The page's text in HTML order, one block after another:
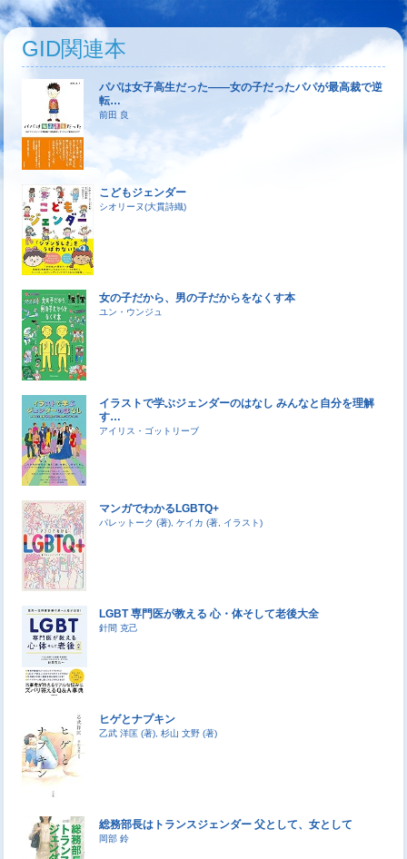
GID関連本
パパは女子高生だった――女の子だったパパが最高裁で逆
転…
前田 良
こどもジェンダー
シオリーヌ(大貫詩織)
女の子だから、男の子だからをなくす本
ユン・ウンジュ
イラストで学ぶジェンダーのはなし みんなと自分を理解
す…
アイリス・ゴットリーブ
マンガでわかるLGBTQ+
パレットーク (著), ケイカ (著, イラスト)
LGBT 専門医が教える 心・体そして老後大全
針間 克己
ヒゲとナプキン
乙武 洋匡 (著), 杉山 文野 (著)
総務部長はトランスジェンダー 父として、女として
岡部 鈴